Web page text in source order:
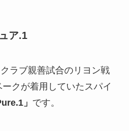
ア.1
ラブ親善試合のリヨン戦
クが着用していたスパイ
」 です。